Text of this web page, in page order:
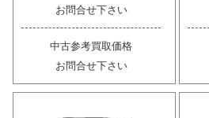
お問合せ下さい
中古参考買取価格
お問合せ下さい